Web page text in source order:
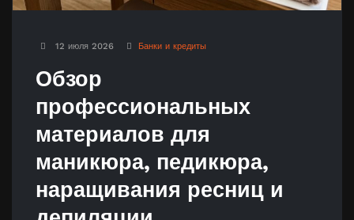
12 июля 2026 Банки и кредиты
Обзор
профессиональных
материалов для
маникюра, педикюра,
наращивания ресниц и